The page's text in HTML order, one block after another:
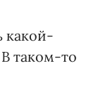
какой-
В таком-то